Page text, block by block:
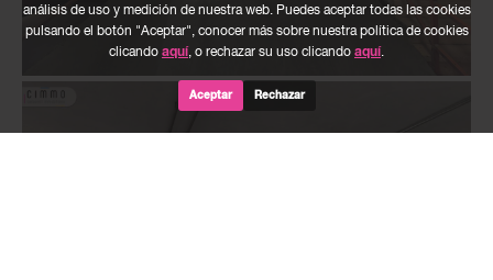
análisis de uso y medición de nuestra web. Puedes aceptar todas las cookies
pulsando el botón "Aceptar", conocer más sobre nuestra política de cookies
clicando aquí, o rechazar su uso clicando aquí.
Aceptar Rechazar